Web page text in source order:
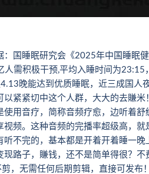
国睡眠研究会《2025年中国睡眠
需积极干预,平均入睡时间为
晚能达到优质睡眠，近三成国人
紧紧切中这个人群，大大的去賺
用音疗，简称音频疗愈，边听着舒
频。这种音频的完播率超级高，就
不完的，基本都是开着开着睡一晚
路子，賺钱，还不是简单得很？
，无需任何后期剪辑，直接可发布